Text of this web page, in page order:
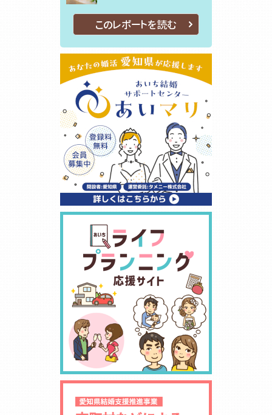
このレポートを読む